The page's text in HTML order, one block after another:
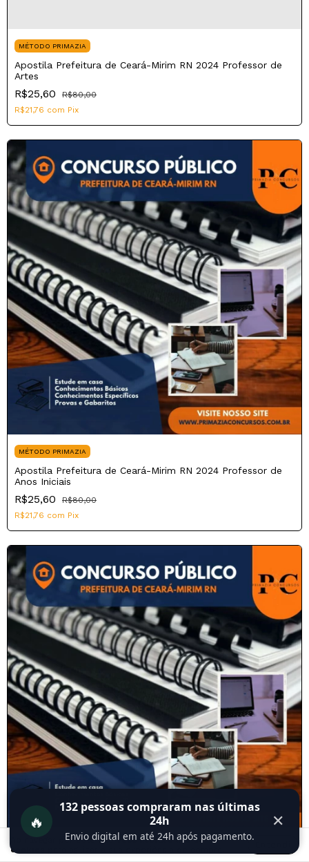
Ao navegar por este sitevocê aceita o uso de
cookies
MÉTODO PRIMAZIA
Apostila Prefeitura de Ceará-Mirim RN 2024 Professor de
Artes
R$25,60
R$80,00
R$21,76 com Pix
MÉTODO PRIMAZIA
Apostila Prefeitura de Ceará-Mirim RN 2024 Professor de
Anos Iniciais
R$25,60
R$80,00
R$21,76 com Pix
🔥
132 pessoas compraram nas últimas
24h
Envio digital em até 24h após pagamento.
✕